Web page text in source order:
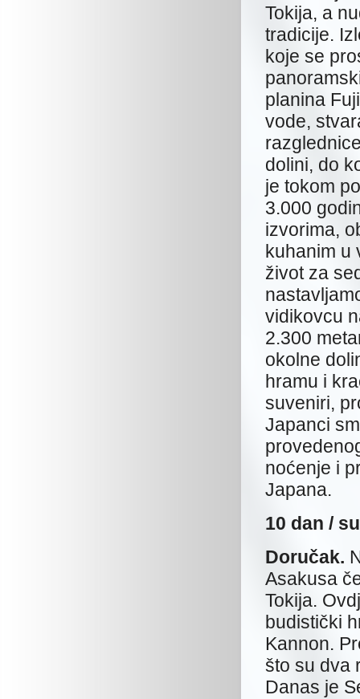
Tokija, a
tradicije.
koje se
planina
vode,
dolini, do
je tokom
3.000
izvorima,
kuhanim u
život za
vidikovcu
2.300
okolne
hramu i
suveniri,
Japanci
noćenje i
Japana.
10
Doručak.
Asakusa
Tokija.
budistički
Kannon.
što su dva
Danas je